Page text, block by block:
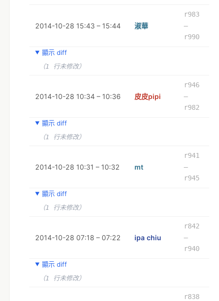
2014-10-28 15:43 – 15:44 淑華
r983
–
r990
顯示 diff
（1 行未修改）
2014-10-28 10:34 – 10:36 皮皮pipi
r946
–
r982
顯示 diff
（1 行未修改）
2014-10-28 10:31 – 10:32 mt
r941
–
r945
顯示 diff
（1 行未修改）
2014-10-28 07:18 – 07:22 ipa chiu
r842
–
r940
顯示 diff
（1 行未修改）
r838